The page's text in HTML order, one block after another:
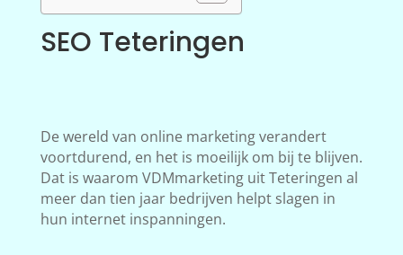
SEO Teteringen
De wereld van online marketing verandert
voortdurend, en het is moeilijk om bij te blijven.
Dat is waarom VDMmarketing uit Teteringen al
meer dan tien jaar bedrijven helpt slagen in
hun internet inspanningen.